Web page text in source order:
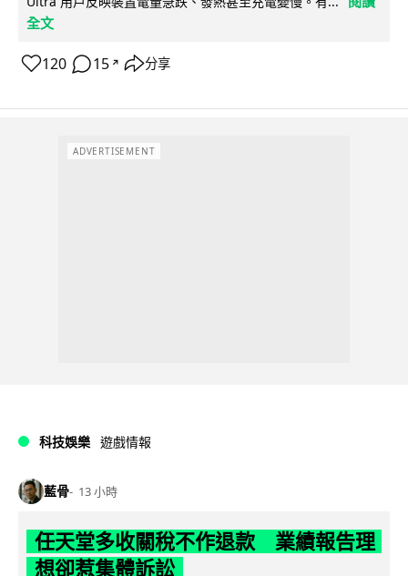
全文
120 15 ↗ 分享
ADVERTISEMENT
科技娛樂 遊戲情報
藍骨 13 小時
任天堂多收關稅不作退款 業績報告理
想卻惹集體訴訟